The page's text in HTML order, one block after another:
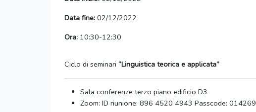
Data fine: 02/12/2022
Ora: 10:30-12:30
Ciclo di seminari “Linguistica teorica e applicata”
Sala conferenze terzo piano edificio D3
Zoom: ID riunione: 896 4520 4943 Passcode: 014269